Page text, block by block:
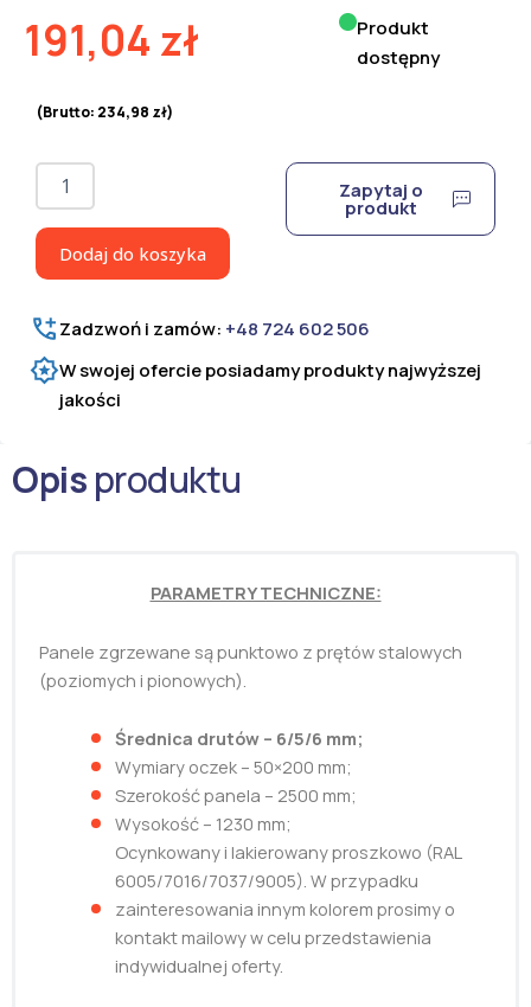
191,04 zł
(Brutto: 234,98 zł)
Produkt
dostępny
ilość
Panel
2D
6/5/6
i
lakierowany
proszkowo
H=1230
mm
Dodaj do koszyka
Zapytaj o
produkt
Zadzwoń i zamów: +48 724 602 506
W swojej ofercie posiadamy produkty najwyższej
jakości
Opisproduktu
PARAMETRY TECHNICZNE:
Panele zgrzewane są punktowo z prętów stalowych
(poziomych i pionowych).
Średnica drutów – 6/5/6 mm;
Wymiary oczek – 50×200 mm;
Szerokość panela – 2500 mm;
Wysokość – 1230 mm;
Ocynkowany i lakierowany proszkowo (RAL
6005/7016/7037/9005). W przypadku
zainteresowania innym kolorem prosimy o
kontakt mailowy w celu przedstawienia
indywidualnej oferty.